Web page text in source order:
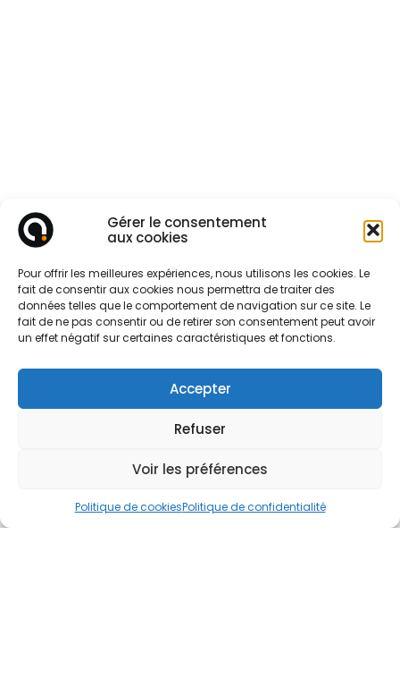
Gérer le consentement
aux cookies
Pour offrir les meilleures expériences, nous utilisons les cookies. Le
fait de consentir aux cookies nous permettra de traiter des
données telles que le comportement de navigation sur ce site. Le
fait de ne pas consentir ou de retirer son consentement peut avoir
un effet négatif sur certaines caractéristiques et fonctions.
Accepter
Refuser
Voir les préférences
Politique de cookiesPolitique de confidentialité
Demandez
un devis facilement !